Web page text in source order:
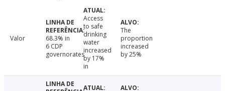
Valor
68.3% in
6 CDP
governorates
Access
to safe
drinking
water
increased
by 17%
in
The
proportion
increased
by 25%